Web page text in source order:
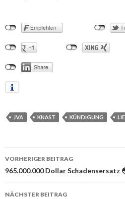
JVA KNAST KÜNDIGUNG
Beitrags-
Navigation
VORHERIGER BEITRAG
965.000.000 Dollar Schadensersatz
NÄCHSTER BEITRAG